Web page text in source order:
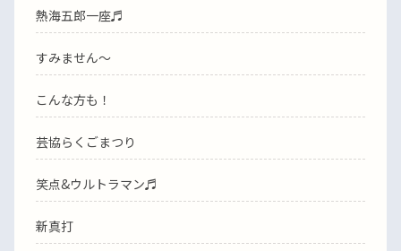
熱海五郎一座♬
すみません〜
こんな方も！
芸協らくごまつり
笑点&ウルトラマン♬
新真打